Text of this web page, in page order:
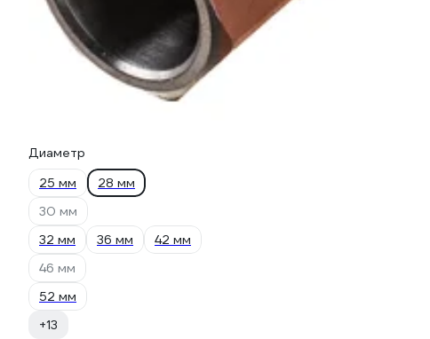
Диаметр
25 мм
28 мм
30 мм
32 мм
36 мм
42 мм
46 мм
52 мм
+13